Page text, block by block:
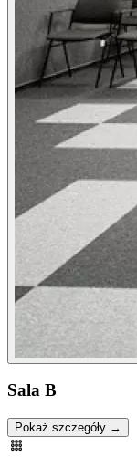
Sala B
Pokaż szczegóły →